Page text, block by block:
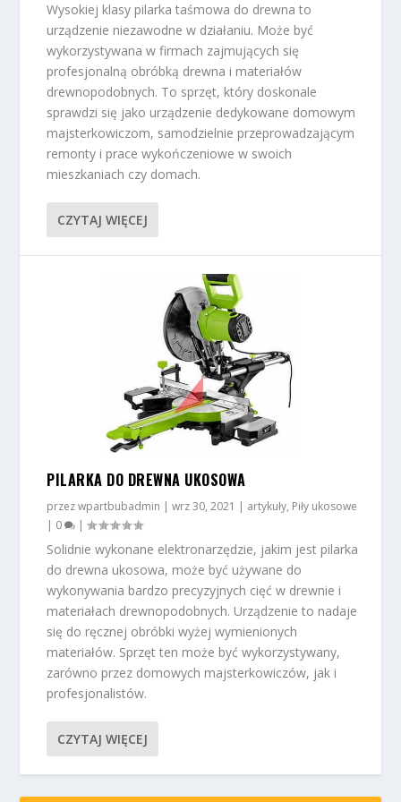
Wysokiej klasy pilarka taśmowa do drewna to
urządzenie niezawodne w działaniu. Może być
wykorzystywana w firmach zajmujących się
profesjonalną obróbką drewna i materiałów
drewnopodobnych. To sprzęt, który doskonale
sprawdzi się jako urządzenie dedykowane domowym
majsterkowiczom, samodzielnie przeprowadzającym
remonty i prace wykończeniowe w swoich
mieszkaniach czy domach.
CZYTAJ WIĘCEJ
PILARKA DO DREWNA UKOSOWA
przezwpartbubadmin |wrz 30, 2021 | artykuły, Piły ukosowe
| 0 |
Solidnie wykonane elektronarzędzie, jakim jest pilarka
do drewna ukosowa, może być używane do
wykonywania bardzo precyzyjnych cięć w drewnie i
materiałach drewnopodobnych. Urządzenie to nadaje
się do ręcznej obróbki wyżej wymienionych
materiałów. Sprzęt ten może być wykorzystywany,
zarówno przez domowych majsterkowiczów, jak i
profesjonalistów.
CZYTAJ WIĘCEJ